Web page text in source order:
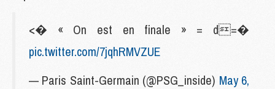
<� « On est en finale » = d=�
pic.twitter.com/7jqhRMVZUE
— Paris Saint-Germain (@PSG_inside) May 6,